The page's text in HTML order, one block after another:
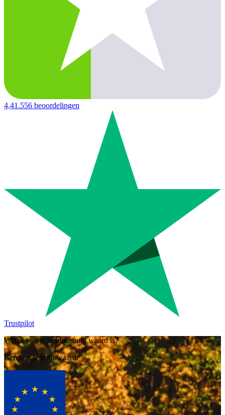
4,41.556 beoordelingen
Trustpilot
Weten wat je huidige auto waard is?
Bereken je inruilwaarde